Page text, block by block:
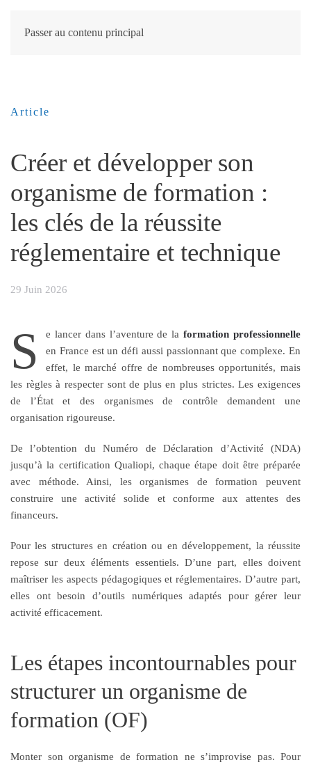
Passer au contenu principal
Article
Créer et développer son
organisme de formation :
les clés de la réussite
réglementaire et technique
29 Juin 2026
S e lancer dans l’aventure de laformation professionnelle
en France est un défi aussi passionnant que complexe. En
effet, le marché offre de nombreuses opportunités, mais
les règles à respecter sont de plus en plus strictes. Les exigences
de l’État et des organismes de contrôle demandent une
organisation rigoureuse.
De l’obtention du Numéro de Déclaration d’Activité (NDA)
jusqu’à la certification Qualiopi, chaque étape doit être préparée
avec méthode. Ainsi, les organismes de formation peuvent
construire une activité solide et conforme aux attentes des
financeurs.
Pour les structures en création ou en développement, la réussite
repose sur deux éléments essentiels. D’une part, elles doivent
maîtriser les aspects pédagogiques et réglementaires. D’autre part,
elles ont besoin d’outils numériques adaptés pour gérer leur
activité efficacement.
Les étapes incontournables pour
structurer un organisme de
formation (OF)
Monter son organisme de formation ne s’improvise pas. Pour